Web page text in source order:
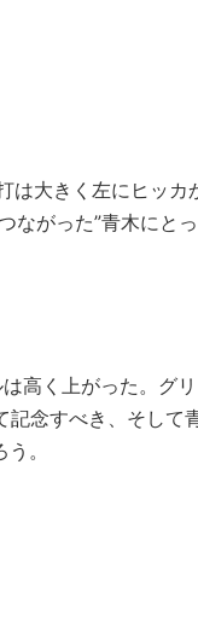
は大きく左にヒッカ
ながった”青木にとっ
高く上がった。グリ
記念すべき、そして
。